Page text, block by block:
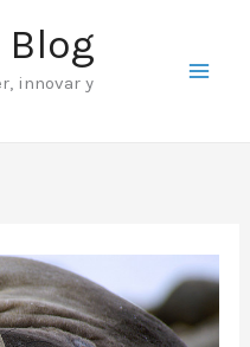
innovar y